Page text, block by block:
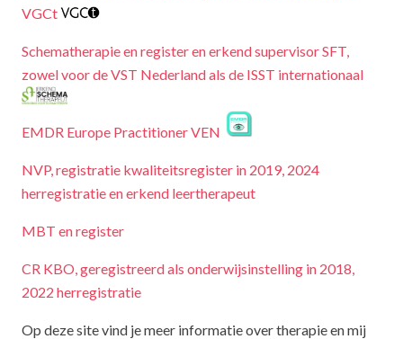
VGCt
Schematherapie en register en erkend supervisor SFT,
zowel voor de VST Nederland als de ISST internationaal
EMDR Europe Practitioner VEN
NVP, registratie kwaliteitsregister in 2019, 2024
herregistratie en erkend leertherapeut
MBT en register
CR KBO, geregistreerd als onderwijsinstelling in 2018,
2022 herregistratie
Op deze site vind je meer informatie over therapie en mij